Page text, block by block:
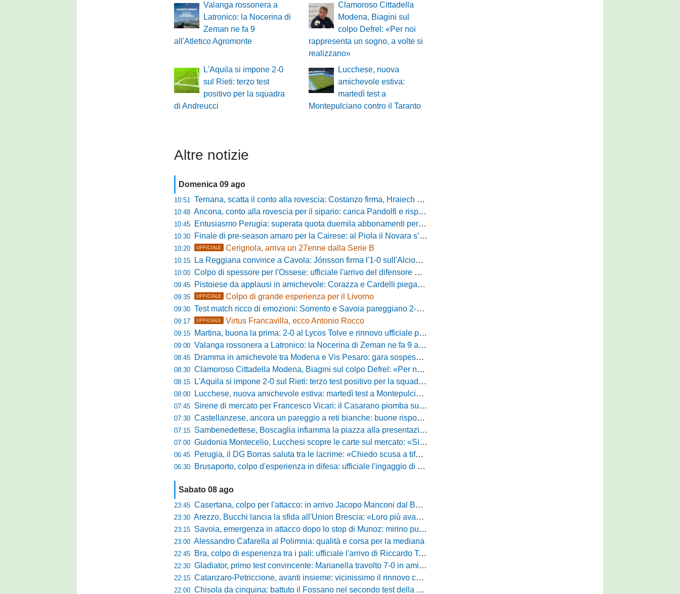
Valanga rossonera a
Latronico: la Nocerina di
Zeman ne fa 9
all'Atletico Agromonte
Clamoroso Cittadella
Modena, Biagini sul
colpo Defrel: «Per noi
rappresenta un sogno, a volte si
realizzano»
L'Aquila si impone 2-0
sul Rieti: terzo test
positivo per la squadra
di Andreucci
Lucchese, nuova
amichevole estiva:
martedì test a
Montepulciano contro il Taranto
Altre notizie
Domenica 09 ago
10:51 Ternana, scatta il conto alla rovescia: Costanzo firma, Hraiech vicino e nel pomeriggio c'è l'amichevole
10:48 Ancona, conto alla rovescia per il sipario: carica Pandolfi e risposta da record degli abbonati
10:45 Entusiasmo Perugia: superata quota duemila abbonamenti per il prossimo campionato
10:30 Finale di pre-season amaro per la Cairese: al Piola il Novara s’impone 2-0 con super Valdesi
10:20 UFFICIALE Cerignola, arriva un 27enne dalla Serie B
10:15 La Reggiana convince a Cavola: Jónsson firma l'1-0 sull'Alcione Milano
10:00 Colpo di spessore per l'Ossese: ufficiale l'arrivo del difensore Riccardo Idda
09:45 Pistoiese da applausi in amichevole: Corazza e Cardelli piegano lo Scandicci per 1-0
09:35 UFFICIALE Colpo di grande esperienza per il Livorno
09:30 Test match ricco di emozioni: Sorrento e Savoia pareggiano 2-2 in amichevole
09:17 UFFICIALE Virtus Francavilla, ecco Antonio Rocco
09:15 Martina, buona la prima: 2-0 al Lycos Tolve e rinnovo ufficiale per Llanos
09:00 Valanga rossonera a Latronico: la Nocerina di Zeman ne fa 9 all'Atletico Agromonte
08:45 Dramma in amichevole tra Modena e Vis Pesaro: gara sospesa per il grave infortunio di Sersanti
08:30 Clamoroso Cittadella Modena, Biagini sul colpo Defrel: «Per noi rappresenta un sogno, a volte si realizzano»
08:15 L'Aquila si impone 2-0 sul Rieti: terzo test positivo per la squadra di Andreucci
08:00 Lucchese, nuova amichevole estiva: martedì test a Montepulciano contro il Taranto
07:45 Sirene di mercato per Francesco Vicari: il Casarano piomba sul difensore del Bari
07:30 Castellanzese, ancora un pareggio a reti bianche: buone risposte per Bolzoni col Club Milano
07:15 Sambenedettese, Boscaglia infiamma la piazza alla presentazione: «Senza di voi non saremmo nulla, vi promettiamo lavoro e maglia sudata»
07:00 Guidonia Montecelio, Lucchesi scopre le carte sul mercato: «Siamo contenti del lavoro fatto, puntiamo dritti ai playoff»
06:45 Perugia, il DG Borras saluta tra le lacrime: «Chiedo scusa a tifosi e famiglia, Faroni ha perso tantissimi soldi»
06:30 Brusaporto, colpo d'esperienza in difesa: ufficiale l'ingaggio di Manuel Daffara
Sabato 08 ago
23:45 Casertana, colpo per l'attacco: in arrivo Jacopo Manconi dal Benevento
23:30 Arezzo, Bucchi lancia la sfida all'Union Brescia: «Loro più avanti di noi, ma vogliamo dimostrare di essere competitivi»
23:15 Savoia, emergenza in attacco dopo lo stop di Munoz: mirino puntato su Philip Yeboah
23:00 Alessandro Cafarella al Polimnia: qualità e corsa per la mediana
22:45 Bra, colpo di esperienza tra i pali: ufficiale l'arrivo di Riccardo Tosi
22:30 Gladiator, primo test convincente: Marianella travolto 7-0 in amichevole
22:15 Catanzaro-Petriccione, avanti insieme: vicinissimo il rinnovo contrattuale
22:00 Chisola da cinquina: battuto il Fossano nel secondo test della preparazione estiva